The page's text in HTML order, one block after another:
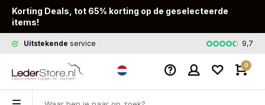
Korting Deals, tot 65% korting op de geselecteerde
items!
Uitstekende service Snelle9,7
0